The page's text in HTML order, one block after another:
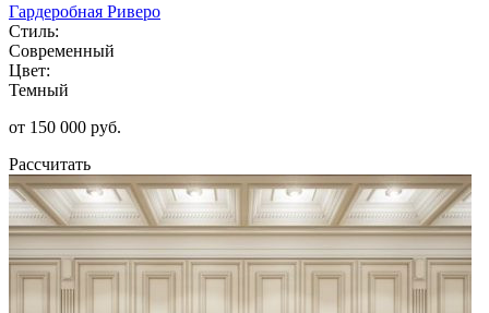
Гардеробная Риверо
Стиль:
Современный
Цвет:
Темный
от 150 000 руб.
Рассчитать